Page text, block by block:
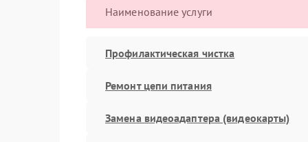
Наименование услуги
Профилактическая чистка
Ремонт цепи питания
Замена видеоадаптера (видеокарты)